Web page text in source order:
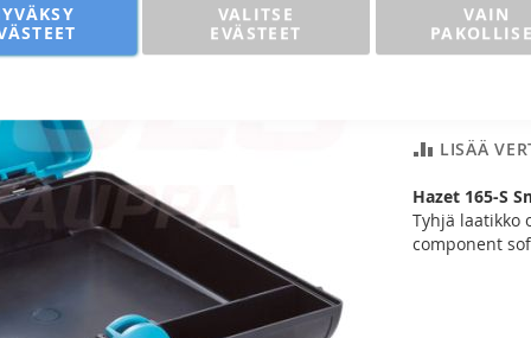
VALITSE
EVÄSTEET
VAIN
LISÄÄ
Hazet 165-S
Tyhjä laatikko
component